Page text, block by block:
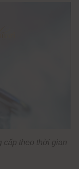
cấp theo thời gian